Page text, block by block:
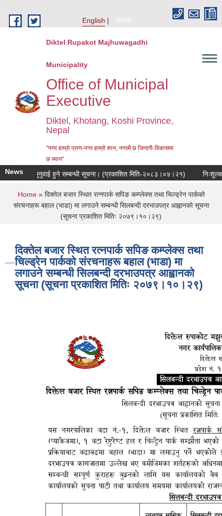
English
नेपाली
Diktel Rupakot Majhuwagadhi
Municipality
Office of Municipal
Executive
Diktel, Khotang, Koshi Province,
Nepal
"नगर हाम्रो प्राण-नगर हाम्रो शान, नगरमै छ जिन्दगी-विकासमा
छ ध्यान"
Newsसुनुवाई हुने सम्बन्धी सूचना। (प्रकाशित मिति-२०८३।०४।२१) निःशुल्क
You are here
Home» दिक्तेल बजार स्थित रत्नपार्क सपिङ कम्प्लेक्स तथा चिल्ड्रेन पार्कको
संरचनाहरू बहाल (भाडा) मा लगाउने सम्बन्धी सिलबन्दी दरभाउपत्र आह्वानको सूचना
(सूचना प्रकाशित मितिः २०७९।१०।२९)
दिक्तेल बजार स्थित रत्नपार्क सपिङ कम्प्लेक्स तथा
चिल्ड्रेन पार्कको संरचनाहरू बहाल (भाडा) मा
लगाउने सम्बन्धी सिलबन्दी दरभाउपत्र आह्वानको
सूचना (सूचना प्रकाशित मितिः २०७९।१०।२९)